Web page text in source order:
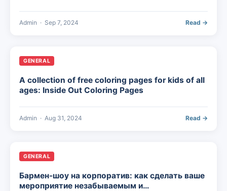
Admin · Sep 7, 2024 Read →
GENERAL
A collection of free coloring pages for kids of all
ages: Inside Out Coloring Pages
Admin · Aug 31, 2024 Read →
GENERAL
Бармен-шоу на корпоратив: как сделать ваше
мероприятие незабываемым и